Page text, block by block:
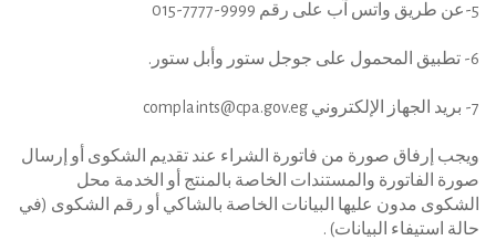
complaints@cpa.gov.eg
ويجب إرفاق صورة من فاتورة الشراء عند تقديم الشكوى أو إرسال
صورة الفاتورة والمستندات الخاصة بالمنتج أو الخدمة محل
الشكوى مدون عليها البيانات الخاصة بالشاكي أو رقم الشكوى (في
حالة استيفاء البيانات) .